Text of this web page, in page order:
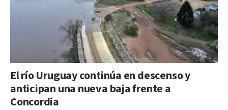
El río Uruguay continúa en descenso y
anticipan una nueva baja frente a
Concordia